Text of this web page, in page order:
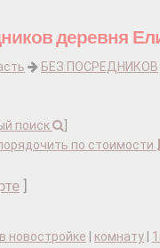
деревня
БЕЗ ПОСРЕДНИКОВ
поиск
по стоимости
в новостройке комнату